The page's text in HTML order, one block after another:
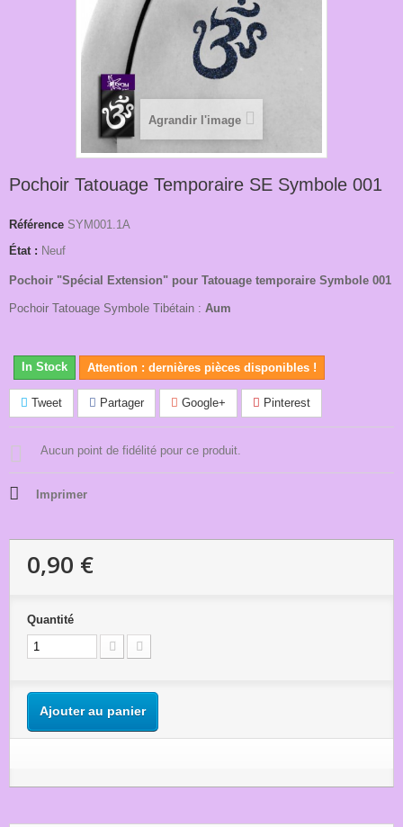
Agrandir l'image
Pochoir Tatouage Temporaire SE Symbole 001
Référence SYM001.1A
État : Neuf
Pochoir "Spécial Extension" pour Tatouage temporaire Symbole 001
Pochoir Tatouage Symbole Tibétain : Aum
In Stock Attention : dernières pièces disponibles !
Tweet Partager Google+ Pinterest
Aucun point de fidélité pour ce produit.
Imprimer
0,90 €
Quantité
Ajouter au panier